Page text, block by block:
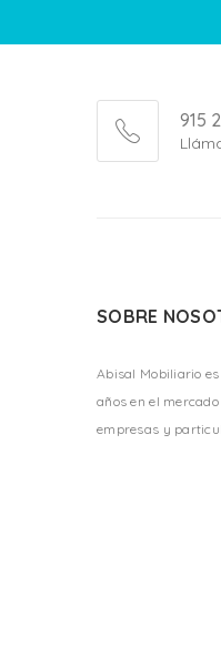
915
SOBRE
Abisal Mobiliario
años en el
empresas y